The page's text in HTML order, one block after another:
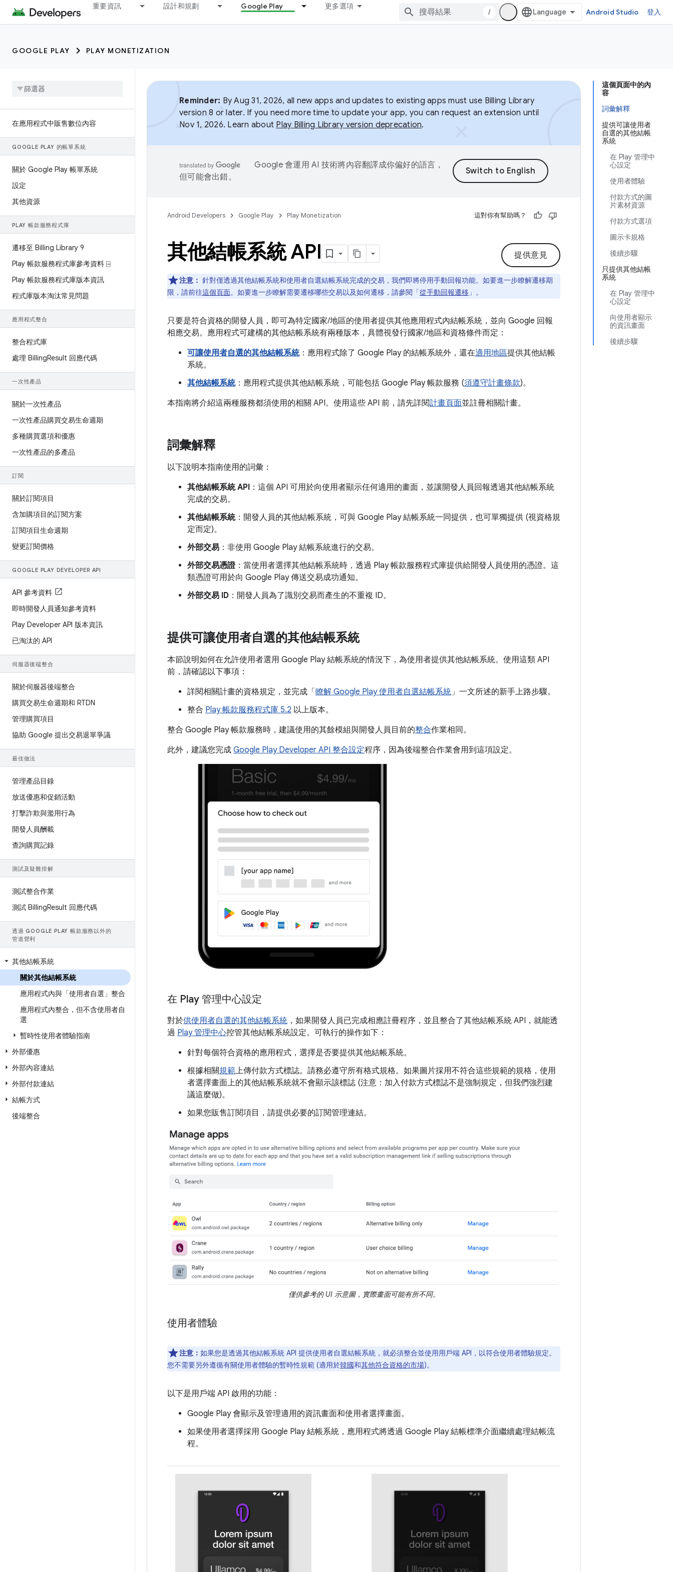
重要資訊 設計和規劃 Google Play 更多選項
/ Android Studio 登入
GOOGLE PLAY PLAY MONETIZATION
在應用程式中販售數位內容
GOOGLE PLAY 的帳單系統
關於 Google Play 帳單系統
設定
其他資源
PLAY 帳款服務程式庫
遷移至 Billing Library 9
Play 帳款服務程式庫參考資料 ⍈
Play 帳款服務程式庫版本資訊
程式庫版本淘汰常見問題
應用程式整合
整合程式庫
處理 BillingResult 回應代碼
一次性產品
關於一次性產品
一次性產品購買交易生命週期
多種購買選項和優惠
一次性產品的多產品
訂閱
關於訂閱項目
含加購項目的訂閱方案
訂閱項目生命週期
變更訂閱價格
GOOGLE PLAY DEVELOPER API
API 參考資料
即時開發人員通知參考資料
Play Developer API 版本資訊
已淘汰的 API
伺服器後端整合
關於伺服器後端整合
購買交易生命週期和 RTDN
管理購買項目
協助 Google 提出交易退單爭議
最佳做法
管理產品目錄
放送優惠和促銷活動
打擊詐欺與濫用行為
開發人員酬載
查詢購買記錄
測試及疑難排解
測試整合作業
測試 BillingResult 回應代碼
透過 GOOGLE PLAY 帳款服務以外的
管道營利
其他結帳系統
關於其他結帳系統
應用程式內與「使用者自選」整合
應用程式內整合，但不含使用者自
選
暫時性使用者體驗指南
外部優惠
外部內容連結
外部付款連結
結帳方式
後端整合
這個頁面中的內
容
詞彙解釋
提供可讓使用者
自選的其他結帳
系統
在 Play 管理中
心設定
使用者體驗
付款方式的圖
片素材資源
付款方式選項
圖示卡規格
後續步驟
只提供其他結帳
系統
在 Play 管理中
心設定
向使用者顯示
的資訊畫面
後續步驟
Reminder: By Aug 31, 2026, all new apps and updates to existing apps must use Billing Library
version 8 or later. If you need more time to update your app, you can request an extension until
Nov 1, 2026. Learn about Play Billing Library version deprecation.
Google 會運用 AI 技術將內容翻譯成你偏好的語言，
但可能會出錯。
Android Developers Google Play Play Monetization 這對你有幫助嗎？
提供意見
其他結帳系統 API
注意： 針對僅透過其他結帳系統和使用者自選結帳系統完成的交易，我們即將停用手動回報功能。如要進一步瞭解遷移期
限，請前往這個頁面。如要進一步瞭解需要遷移哪些交易以及如何遷移，請參閱「從手動回報遷移 」。
只要是符合資格的開發人員，即可為特定國家/地區的使用者提供其他應用程式內結帳系統，並向 Google 回報
相應交易。應用程式可建構的其他結帳系統有兩種版本，具體視發行國家/地區和資格條件而定：
可讓使用者自選的其他結帳系統：應用程式除了 Google Play 的結帳系統外，還在適用地區提供其他結帳
系統。
其他結帳系統：應用程式提供其他結帳系統，可能包括 Google Play 帳款服務 (須遵守計畫條款)。
本指南將介紹這兩種服務都須使用的相關 API。使用這些 API 前，請先詳閱計畫頁面並註冊相關計畫。
詞彙解釋
以下說明本指南使用的詞彙：
其他結帳系統 API ：這個 API 可用於向使用者顯示任何適用的畫面，並讓開發人員回報透過其他結帳系統
完成的交易。
其他結帳系統：開發人員的其他結帳系統，可與 Google Play 結帳系統一同提供，也可單獨提供 (視資格規
定而定)。
外部交易 ：非使用 Google Play 結帳系統進行的交易。
外部交易憑證：當使用者選擇其他結帳系統時，透過 Play 帳款服務程式庫提供給開發人員使用的憑證。這
類憑證可用於向 Google Play 傳送交易成功通知。
外部交易 ID ：開發人員為了識別交易而產生的不重複 ID。
提供可讓使用者自選的其他結帳系統
本節說明如何在允許使用者選用 Google Play 結帳系統的情況下，為使用者提供其他結帳系統。使用這類 API
前，請確認以下事項：
詳閱相關計畫的資格規定，並完成「 瞭解 Google Play 使用者自選結帳系統」一文所述的新手上路步驟。
整合 Play 帳款服務程式庫 5.2 以上版本。
整合 Google Play 帳款服務時，建議使用的其餘模組與開發人員目前的整合作業相同。
此外，建議您完成 Google Play Developer API 整合設定程序，因為後端整合作業會用到這項設定。
在 Play 管理中心設定
對於供使用者自選的其他結帳系統 ，如果開發人員已完成相應註冊程序，並且整合了其他結帳系統 API，就能透
過 Play 管理中心控管其他結帳系統設定。可執行的操作如下：
針對每個符合資格的應用程式，選擇是否要提供其他結帳系統。
根據相關規範上傳付款方式標誌。請務必遵守所有格式規格。如果圖片採用不符合這些規範的規格，使用
者選擇畫面上的其他結帳系統就不會顯示該標誌 (注意：加入付款方式標誌不是強制規定，但我們強烈建
議這麼做)。
如果您販售訂閱項目，請提供必要的訂閱管理連結。
僅供參考的 UI 示意圖，實際畫面可能有所不同。
使用者體驗
注意： 如果您是透過其他結帳系統 API 提供使用者自選結帳系統，就必須整合並使用用戶端 API，以符合使用者體驗規定。
您不需要另外遵循有關使用者體驗的暫時性規範 (適用於韓國和其他符合資格的市場)。
以下是用戶端 API 啟用的功能：
Google Play 會顯示及管理適用的資訊畫面和使用者選擇畫面。
如果使用者選擇採用 Google Play 結帳系統，應用程式將透過 Google Play 結帳標準介面繼續處理結帳流
程。